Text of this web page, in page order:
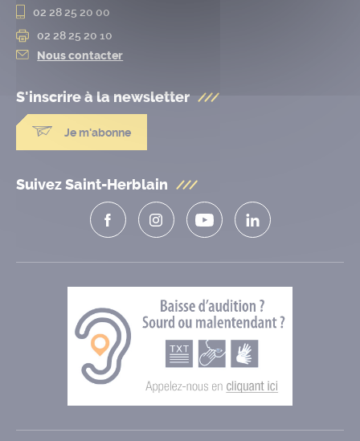
02 28 25 20 00
02 28 25 20 10
Nous contacter
S'inscrire à la newsletter
Je m'abonne
Suivez Saint-Herblain